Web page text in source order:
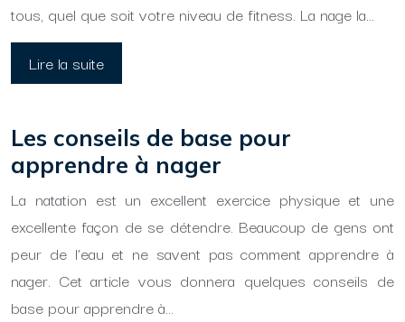
tous, quel que soit votre niveau de fitness. La nage la…
Lire la suite
Les conseils de base pour
apprendre à nager
La natation est un excellent exercice physique et une
excellente façon de se détendre. Beaucoup de gens ont
peur de l’eau et ne savent pas comment apprendre à
nager. Cet article vous donnera quelques conseils de
base pour apprendre à…